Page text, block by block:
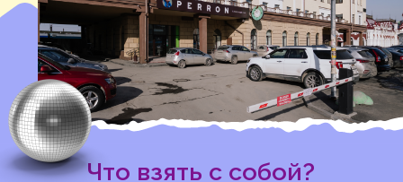
Что взять с собой?